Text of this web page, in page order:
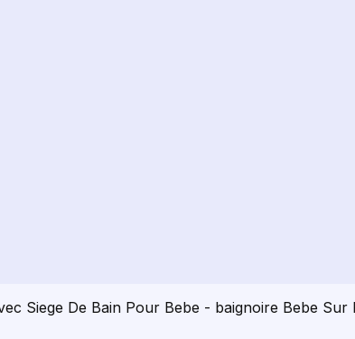
Siege De Bain Pour Bebe - baignoire Bebe Sur